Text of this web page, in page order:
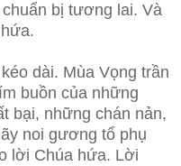
bị tương lai. Và
dài. Mùa Vọng trần
buồn của những
bại, những chán nản,
noi gương tổ phụ
lời Chúa hứa. Lời